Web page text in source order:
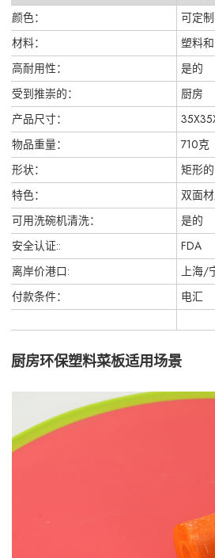
颜色：
可定制
材料：
塑料
高耐用性：
是的
受到推崇的：
厨房
产品尺寸：
物品重量：
710克
形状：
矩形的
特色：
双面
可用洗碗机清洗：
是的
安全认证::
FDA
离岸价港口:
上海/
付款条件：
电汇
厨房环保塑料菜板适用场景